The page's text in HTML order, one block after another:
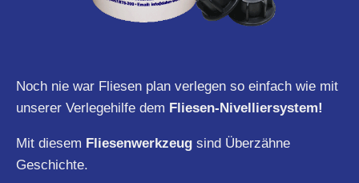
Noch nie war Fliesen plan verlegen so einfach wie mit
unserer Verlegehilfe dem Fliesen-Nivelliersystem!
Mit diesem Fliesenwerkzeug sind Überzähne
Geschichte.